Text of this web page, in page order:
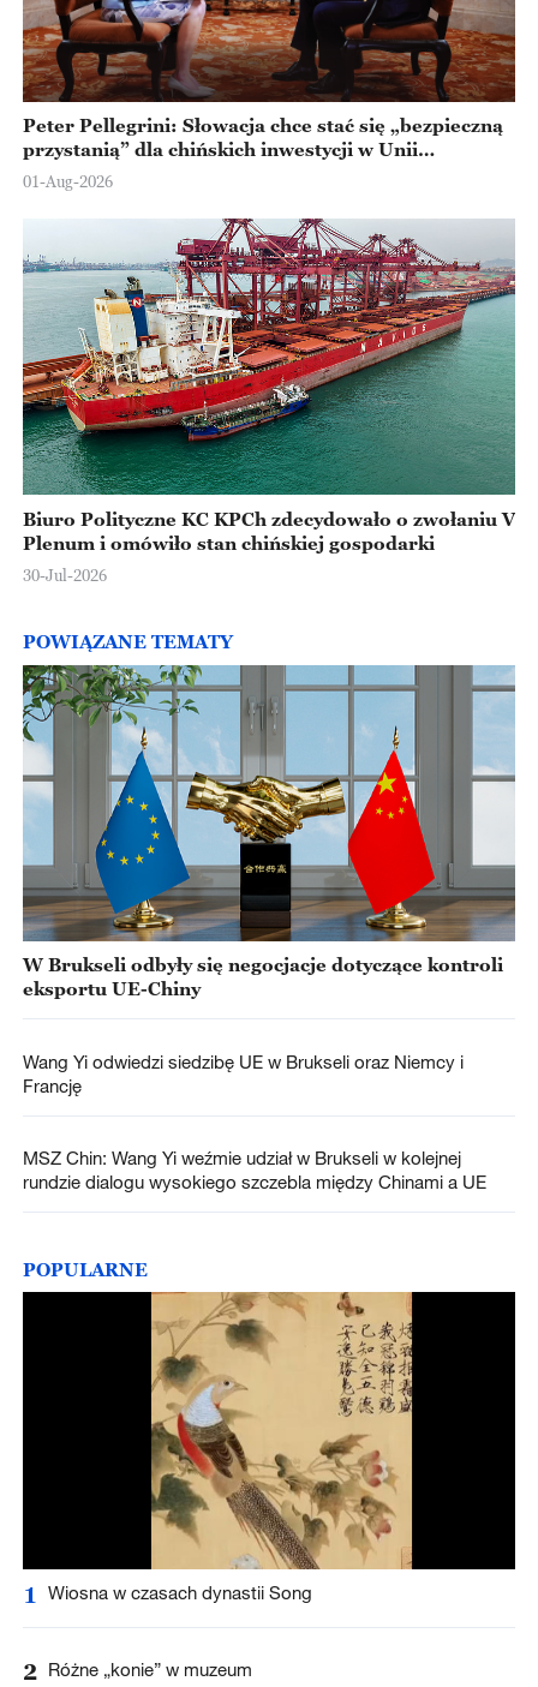
Peter Pellegrini: Słowacja chce stać się „bezpieczną
przystanią” dla chińskich inwestycji w Unii
Europejskiej
01-Aug-2026
Biuro Polityczne KC KPCh zdecydowało o zwołaniu V
Plenum i omówiło stan chińskiej gospodarki
30-Jul-2026
POWIĄZANE TEMATY
W Brukseli odbyły się negocjacje dotyczące kontroli
eksportu UE-Chiny
Wang Yi odwiedzi siedzibę UE w Brukseli oraz Niemcy i
Francję
MSZ Chin: Wang Yi weźmie udział w Brukseli w kolejnej
rundzie dialogu wysokiego szczebla między Chinami a UE
POPULARNE
1 Wiosna w czasach dynastii Song
2 Różne „konie” w muzeum